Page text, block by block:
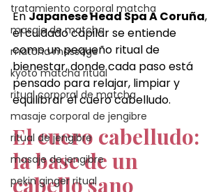
tratamiento corporal matcha
masaje de matcha
matcha massage
kyoto matcha ritual
ritual corporal de matcha
masaje corporal de jengibre
ritual de jengibre
masaje de jengibre
pekin ginger ritual
En Japanese Head Spa A Coruña,
el cuidado capilar se entiende
como un pequeño ritual de
bienestar, donde cada paso está
pensado para relajar, limpiar y
equilibrar el cuero cabelludo.
El cuero cabelludo:
la base de un
cabello sano